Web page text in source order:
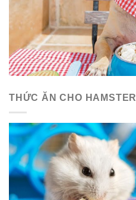
THỨC ĂN CHO HAMSTER